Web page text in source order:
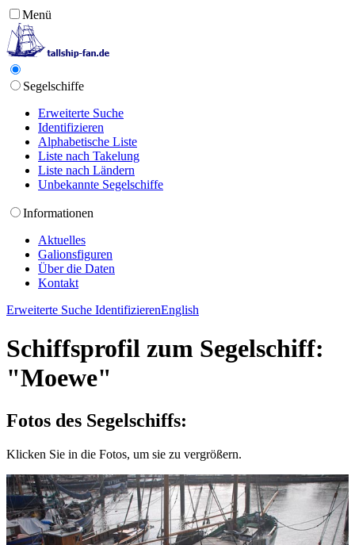
Menü
Segelschiffe
Erweiterte Suche
Identifizieren
Alphabetische Liste
Liste nach Takelung
Liste nach Ländern
Unbekannte Segelschiffe
Informationen
Aktuelles
Galionsfiguren
Über die Daten
Kontakt
Erweiterte Suche IdentifizierenEnglish
Schiffsprofil zum Segelschiff:
"Moewe"
Fotos des Segelschiffs:
Klicken Sie in die Fotos, um sie zu vergrößern.